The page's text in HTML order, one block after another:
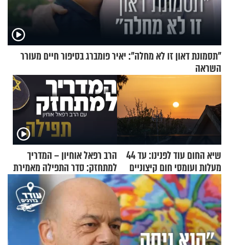
"תסמונת דאון זו לא מחלה": יאיר פומברג בסיפור חיים מעורר
השראה
שיא החום עוד לפנינו: עד 44
מעלות ועומסי חום קיצוניים
הרב רפאל אוחיון – המדריך
למתחזק: סדר התפילה מאמירת
הקורבנות ועד קריאת שמע